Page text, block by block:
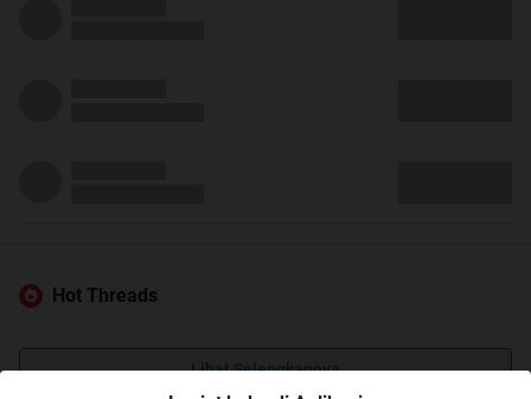
Hot Threads
Lihat Selengkapnya